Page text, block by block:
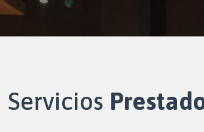
Servicios